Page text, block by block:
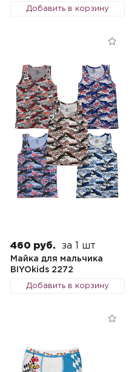
Добавить в корзину
460 руб. за 1 шт
Майка для мальчика
BIYOkids 2272
Добавить в корзину